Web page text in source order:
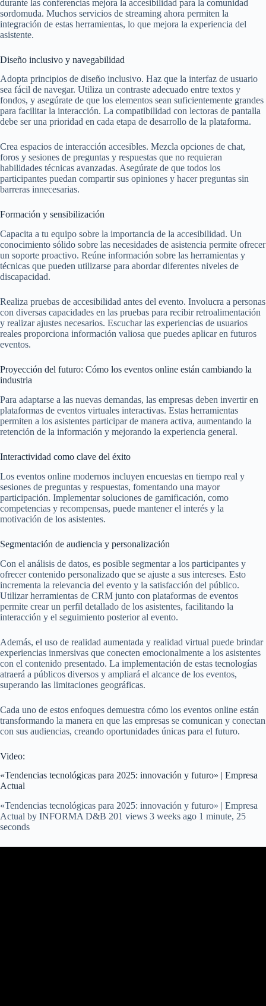
durante las conferencias mejora la accesibilidad para la comunidad
sordomuda. Muchos servicios de streaming ahora permiten la
integración de estas herramientas, lo que mejora la experiencia del
asistente.
Diseño inclusivo y navegabilidad
Adopta principios de diseño inclusivo. Haz que la interfaz de usuario
sea fácil de navegar. Utiliza un contraste adecuado entre textos y
fondos, y asegúrate de que los elementos sean suficientemente grandes
para facilitar la interacción. La compatibilidad con lectoras de pantalla
debe ser una prioridad en cada etapa de desarrollo de la plataforma.
Crea espacios de interacción accesibles. Mezcla opciones de chat,
foros y sesiones de preguntas y respuestas que no requieran
habilidades técnicas avanzadas. Asegúrate de que todos los
participantes puedan compartir sus opiniones y hacer preguntas sin
barreras innecesarias.
Formación y sensibilización
Capacita a tu equipo sobre la importancia de la accesibilidad. Un
conocimiento sólido sobre las necesidades de asistencia permite ofrecer
un soporte proactivo. Reúne información sobre las herramientas y
técnicas que pueden utilizarse para abordar diferentes niveles de
discapacidad.
Realiza pruebas de accesibilidad antes del evento. Involucra a personas
con diversas capacidades en las pruebas para recibir retroalimentación
y realizar ajustes necesarios. Escuchar las experiencias de usuarios
reales proporciona información valiosa que puedes aplicar en futuros
eventos.
Proyección del futuro: Cómo los eventos online están cambiando la
industria
Para adaptarse a las nuevas demandas, las empresas deben invertir en
plataformas de eventos virtuales interactivas. Estas herramientas
permiten a los asistentes participar de manera activa, aumentando la
retención de la información y mejorando la experiencia general.
Interactividad como clave del éxito
Los eventos online modernos incluyen encuestas en tiempo real y
sesiones de preguntas y respuestas, fomentando una mayor
participación. Implementar soluciones de gamificación, como
competencias y recompensas, puede mantener el interés y la
motivación de los asistentes.
Segmentación de audiencia y personalización
Con el análisis de datos, es posible segmentar a los participantes y
ofrecer contenido personalizado que se ajuste a sus intereses. Esto
incrementa la relevancia del evento y la satisfacción del público.
Utilizar herramientas de CRM junto con plataformas de eventos
permite crear un perfil detallado de los asistentes, facilitando la
interacción y el seguimiento posterior al evento.
Además, el uso de realidad aumentada y realidad virtual puede brindar
experiencias inmersivas que conecten emocionalmente a los asistentes
con el contenido presentado. La implementación de estas tecnologías
atraerá a públicos diversos y ampliará el alcance de los eventos,
superando las limitaciones geográficas.
Cada uno de estos enfoques demuestra cómo los eventos online están
transformando la manera en que las empresas se comunican y conectan
con sus audiencias, creando oportunidades únicas para el futuro.
Video:
«Tendencias tecnológicas para 2025: innovación y futuro» | Empresa
Actual
«Tendencias tecnológicas para 2025: innovación y futuro» | Empresa
Actual by INFORMA D&B 201 views 3 weeks ago 1 minute, 25
seconds